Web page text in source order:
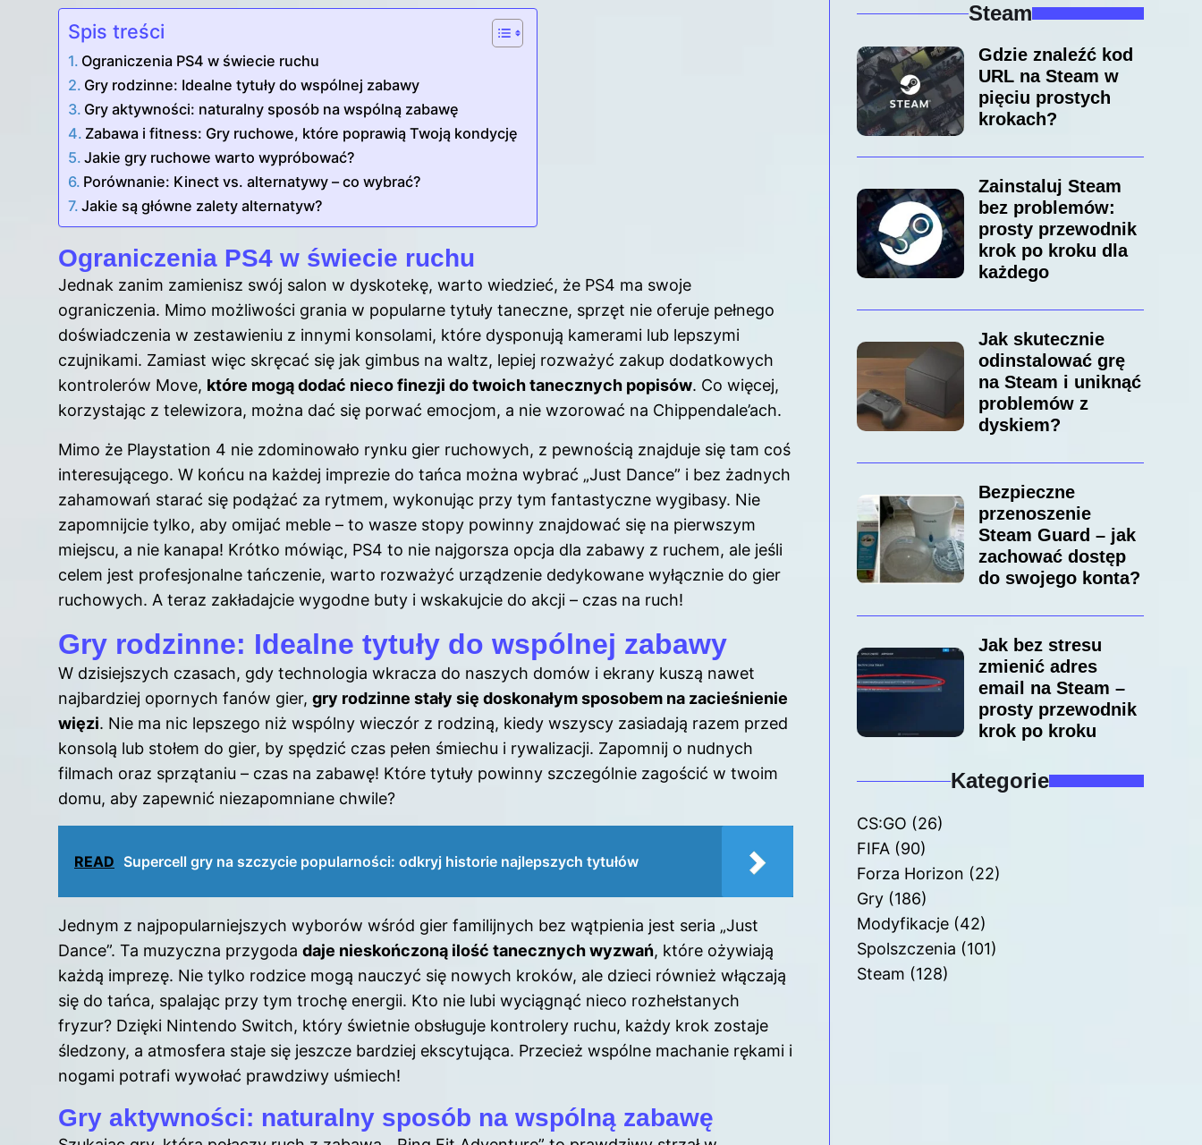
Spis treści
Ograniczenia PS4 w świecie ruchu
Gry rodzinne: Idealne tytuły do wspólnej zabawy
Gry aktywności: naturalny sposób na wspólną zabawę
Zabawa i fitness: Gry ruchowe, które poprawią Twoją kondycję
Jakie gry ruchowe warto wypróbować?
Porównanie: Kinect vs. alternatywy – co wybrać?
Jakie są główne zalety alternatyw?
Ograniczenia PS4 w świecie ruchu
Jednak zanim zamienisz swój salon w dyskotekę, warto wiedzieć, że PS4 ma swoje
ograniczenia. Mimo możliwości grania w popularne tytuły taneczne, sprzęt nie oferuje pełnego
doświadczenia w zestawieniu z innymi konsolami, które dysponują kamerami lub lepszymi
czujnikami. Zamiast więc skręcać się jak gimbus na waltz, lepiej rozważyć zakup dodatkowych
kontrolerów Move, które mogą dodać nieco finezji do twoich tanecznych popisów. Co więcej,
korzystając z telewizora, można dać się porwać emocjom, a nie wzorować na Chippendale’ach.
Mimo że Playstation 4 nie zdominowało rynku gier ruchowych, z pewnością znajduje się tam coś
interesującego. W końcu na każdej imprezie do tańca można wybrać „Just Dance” i bez żadnych
zahamowań starać się podążać za rytmem, wykonując przy tym fantastyczne wygibasy. Nie
zapomnijcie tylko, aby omijać meble – to wasze stopy powinny znajdować się na pierwszym
miejscu, a nie kanapa! Krótko mówiąc, PS4 to nie najgorsza opcja dla zabawy z ruchem, ale jeśli
celem jest profesjonalne tańczenie, warto rozważyć urządzenie dedykowane wyłącznie do gier
ruchowych. A teraz zakładajcie wygodne buty i wskakujcie do akcji – czas na ruch!
Gry rodzinne: Idealne tytuły do wspólnej zabawy
W dzisiejszych czasach, gdy technologia wkracza do naszych domów i ekrany kuszą nawet
najbardziej opornych fanów gier, gry rodzinne stały się doskonałym sposobem na zacieśnienie
więzi. Nie ma nic lepszego niż wspólny wieczór z rodziną, kiedy wszyscy zasiadają razem przed
konsolą lub stołem do gier, by spędzić czas pełen śmiechu i rywalizacji. Zapomnij o nudnych
filmach oraz sprzątaniu – czas na zabawę! Które tytuły powinny szczególnie zagościć w twoim
domu, aby zapewnić niezapomniane chwile?
READ Supercell gry na szczycie popularności: odkryj historie najlepszych tytułów
Jednym z najpopularniejszych wyborów wśród gier familijnych bez wątpienia jest seria „Just
Dance”. Ta muzyczna przygoda daje nieskończoną ilość tanecznych wyzwań, które ożywiają
każdą imprezę. Nie tylko rodzice mogą nauczyć się nowych kroków, ale dzieci również włączają
się do tańca, spalając przy tym trochę energii. Kto nie lubi wyciągnąć nieco rozhełstanych
fryzur? Dzięki Nintendo Switch, który świetnie obsługuje kontrolery ruchu, każdy krok zostaje
śledzony, a atmosfera staje się jeszcze bardziej ekscytująca. Przecież wspólne machanie rękami i
nogami potrafi wywołać prawdziwy uśmiech!
Gry aktywności: naturalny sposób na wspólną zabawę
Steam
Gdzie znaleźć kod
URL na Steam w
pięciu prostych
krokach?
Zainstaluj Steam
bez problemów:
prosty przewodnik
krok po kroku dla
każdego
Jak skutecznie
odinstalować grę
na Steam i uniknąć
problemów z
dyskiem?
Bezpieczne
przenoszenie
Steam Guard – jak
zachować dostęp
do swojego konta?
Jak bez stresu
zmienić adres
email na Steam –
prosty przewodnik
krok po kroku
Kategorie
CS:GO (26)
FIFA(90)
Forza Horizon (22)
Gry(186)
Modyfikacje(42)
Spolszczenia (101)
Steam (128)